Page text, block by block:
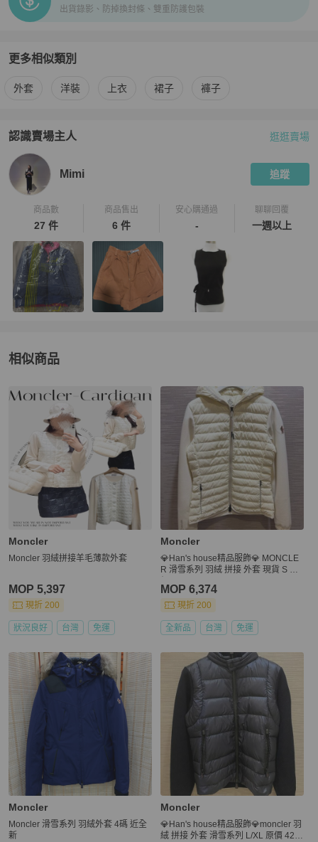
出貨錄影、防掉換封條、雙重防護包裝
更多相似類別
更多 Moncler女裝 相似商品推薦
外套 洋裝 上衣 裙子 褲子
認識賣場主人
PopChill 拍拍圈嚴選賣家
逛逛賣場
Mimi 追蹤
商品數
27 件
商品售出
6 件
安心購通過
-
聊聊回覆
一週以上
相似商品
Moncler
Moncler 羽絨拼接羊毛薄款外套
MOP 5,397
現折 200
狀況良好 台灣 免運
Moncler
💎Han's house精品服飾💎 MONCLE
R 滑雪系列 羽絨 拼接 外套 現貨 S 原
MOP 6,374
現折 200
全新品 台灣 免運
Moncler
Moncler 滑雪系列 羽絨外套 4碼 近全
新
Moncler
💎Han's house精品服飾💎moncler 羽
絨 拼接 外套 滑雪系列 L/XL 原價 421